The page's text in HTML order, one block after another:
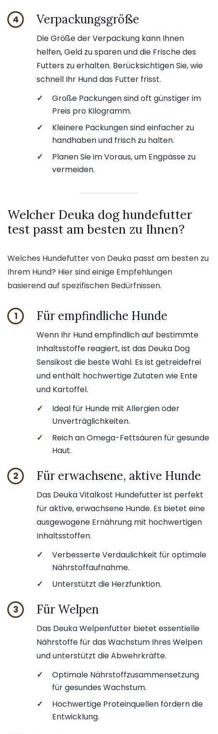
4 Verpackungsgröße
Die Größe der Verpackung kann Ihnen
helfen, Geld zu sparen und die Frische des
Futters zu erhalten. Berücksichtigen Sie, wie
schnell Ihr Hund das Futter frisst.
✓
Große Packungen sind oft günstiger im
Preis pro Kilogramm.
✓
Kleinere Packungen sind einfacher zu
handhaben und frisch zu halten.
✓
Planen Sie im Voraus, um Engpässe zu
vermeiden.
Welcher Deuka dog hundefutter
test passt am besten zu Ihnen?
Welches Hundefutter von Deuka passt am besten zu
Ihrem Hund? Hier sind einige Empfehlungen
basierend auf spezifischen Bedürfnissen.
1 Für empfindliche Hunde
Wenn Ihr Hund empfindlich auf bestimmte
Inhaltsstoffe reagiert, ist das Deuka Dog
Sensikost die beste Wahl. Es ist getreidefrei
und enthält hochwertige Zutaten wie Ente
und Kartoffel.
✓
Ideal für Hunde mit Allergien oder
Unverträglichkeiten.
✓
Reich an Omega-Fettsäuren für gesunde
Haut.
2 Für erwachsene, aktive Hunde
Das Deuka Vitalkost Hundefutter ist perfekt
für aktive, erwachsene Hunde. Es bietet eine
ausgewogene Ernährung mit hochwertigen
Inhaltsstoffen.
✓
Verbesserte Verdaulichkeit für optimale
Nährstoffaufnahme.
✓
Unterstützt die Herzfunktion.
3 Für Welpen
Das Deuka Welpenfutter bietet essentielle
Nährstoffe für das Wachstum Ihres Welpen
und unterstützt die Abwehrkräfte.
✓
Optimale Nährstoffzusammensetzung
für gesundes Wachstum.
✓
Hochwertige Proteinquellen fördern die
Entwicklung.